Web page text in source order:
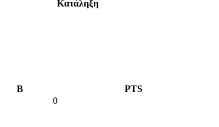
Κατάληξη
B
PTS
0